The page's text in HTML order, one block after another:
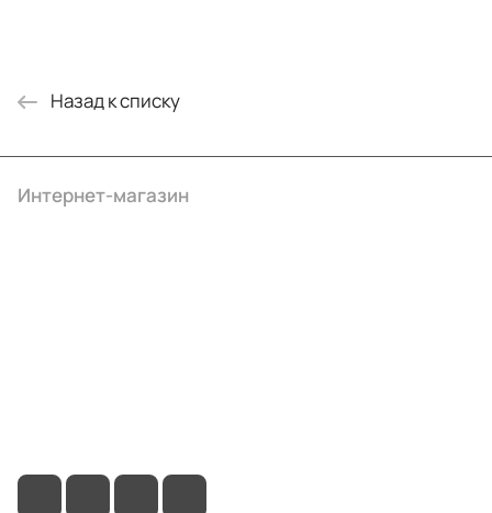
Назад к списку
Интернет-магазин